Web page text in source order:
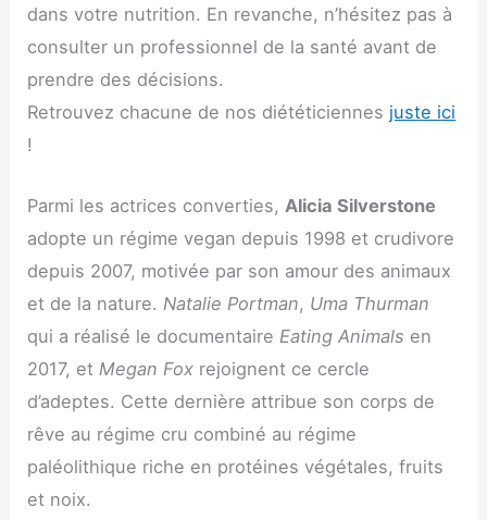
dans votre nutrition. En revanche, n’hésitez pas à
consulter un professionnel de la santé avant de
prendre des décisions.
Retrouvez chacune de nos diététiciennes juste ici
!
Parmi les actrices converties, Alicia Silverstone
adopte un régime vegan depuis 1998 et crudivore
depuis 2007, motivée par son amour des animaux
et de la nature. Natalie Portman, Uma Thurman
qui a réalisé le documentaire Eating Animals en
2017, et Megan Fox rejoignent ce cercle
d’adeptes. Cette dernière attribue son corps de
rêve au régime cru combiné au régime
paléolithique riche en protéines végétales, fruits
et noix.